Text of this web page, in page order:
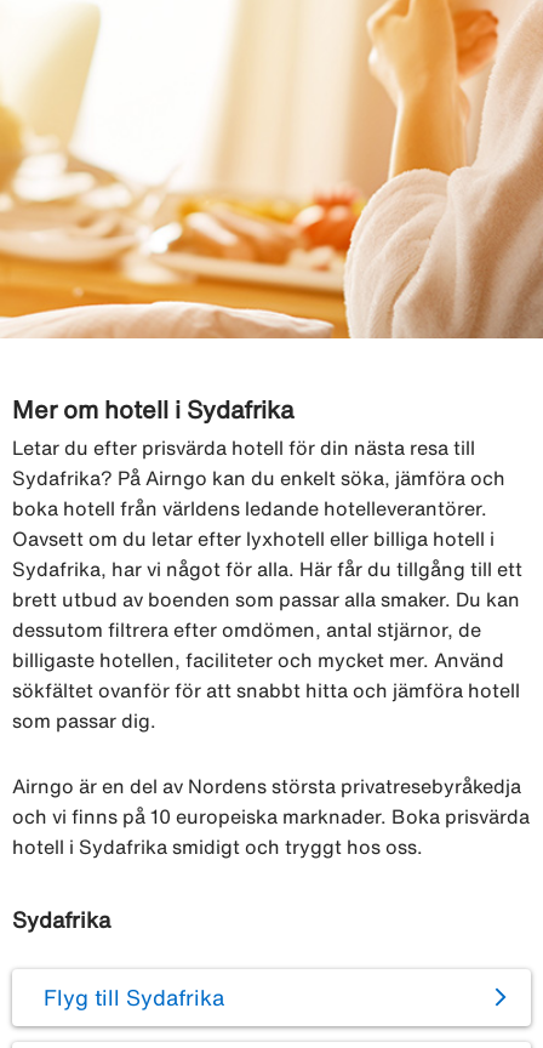
Mer om hotell i Sydafrika
Letar du efter prisvärda hotell för din nästa resa till
Sydafrika? På Airngo kan du enkelt söka, jämföra och
boka hotell från världens ledande hotelleverantörer.
Oavsett om du letar efter lyxhotell eller billiga hotell i
Sydafrika, har vi något för alla. Här får du tillgång till ett
brett utbud av boenden som passar alla smaker. Du kan
dessutom filtrera efter omdömen, antal stjärnor, de
billigaste hotellen, faciliteter och mycket mer. Använd
sökfältet ovanför för att snabbt hitta och jämföra hotell
som passar dig.
Airngo är en del av Nordens största privatresebyråkedja
och vi finns på 10 europeiska marknader. Boka prisvärda
hotell i Sydafrika smidigt och tryggt hos oss.
Sydafrika
Flyg till Sydafrika